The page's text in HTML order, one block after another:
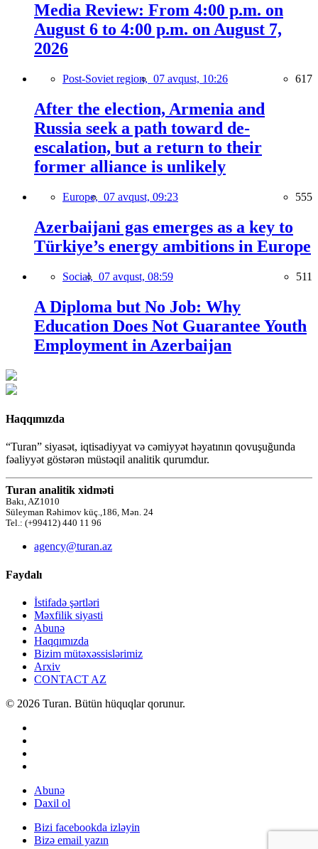
Media Review: From 4:00 p.m. on
August 6 to 4:00 p.m. on August 7,
2026
Post-Soviet region, 07 avqust, 10:26 617
After the election, Armenia and
Russia seek a path toward de-
escalation, but a return to their
former alliance is unlikely
Europe, 07 avqust, 09:23 555
Azerbaijani gas emerges as a key to
Türkiye’s energy ambitions in Europe
Social, 07 avqust, 08:59 511
A Diploma but No Job: Why
Education Does Not Guarantee Youth
Employment in Azerbaijan
Haqqımızda
“Turan” siyasət, iqtisadiyyat və cəmiyyət həyatının qovuşuğunda
fəaliyyət göstərən müstəqil analitik qurumdur.
Turan analitik xidməti
Bakı, AZ1010
Süleyman Rəhimov küç.,186, Mən. 24
Tel.: (+99412) 440 11 96
agency@turan.az
Faydalı
İstifadə şərtləri
Məxfilik siyasti
Abunə
Haqqımızda
Bizim mütəxəssislərimiz
Arxiv
CONTACT AZ
© 2026 Turan. Bütün hüquqlar qorunur.
Abunə
Daxil ol
Bizi facebookda izləyin
Bizə email yazın